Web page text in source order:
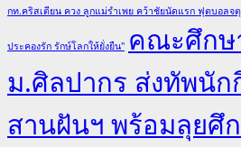
กท.คริสเตียน ควง ลูกแม่รำเพย คว้าชัยนัดแรก ฟุตบอลจ
ประคองรัก รักษ์โลกให้ยั่งยืน" คณะศึกษ
ม.ศิลปากร ส่งทัพนัก
สานฝันฯ พร้อมลุย